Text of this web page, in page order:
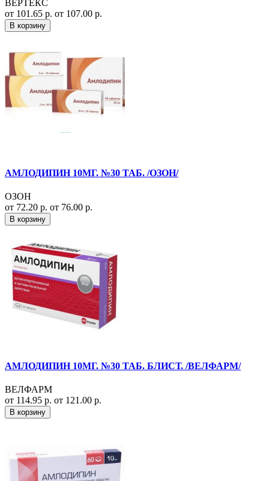
ВЕРТЕКС
от 101.65 р. от 107.00 р.
В корзину
АМЛОДИПИН 10МГ. №30 ТАБ. /ОЗОН/
ОЗОН
от 72.20 р. от 76.00 р.
В корзину
АМЛОДИПИН 10МГ. №30 ТАБ. БЛИСТ. /ВЕЛФАРМ/
ВЕЛФАРМ
от 114.95 р. от 121.00 р.
В корзину